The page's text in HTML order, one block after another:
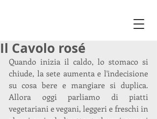
Il Cavolo rosé
Quando inizia il caldo, lo stomaco si
chiude, la sete aumenta e l'indecisione
su cosa bere e mangiare si duplica.
Allora oggi parliamo di piatti
vegetariani e vegani, leggeri e freschi in